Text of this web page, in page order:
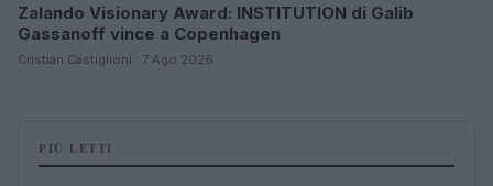
Zalando Visionary Award: INSTITUTION di Galib
Gassanoff vince a Copenhagen
Cristian Castiglioni · 7 Ago 2026
PIÙ LETTI